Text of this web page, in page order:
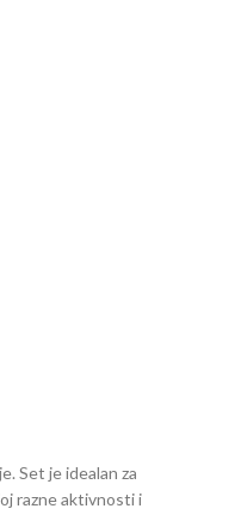
Set je idealan za
razne aktivnosti i